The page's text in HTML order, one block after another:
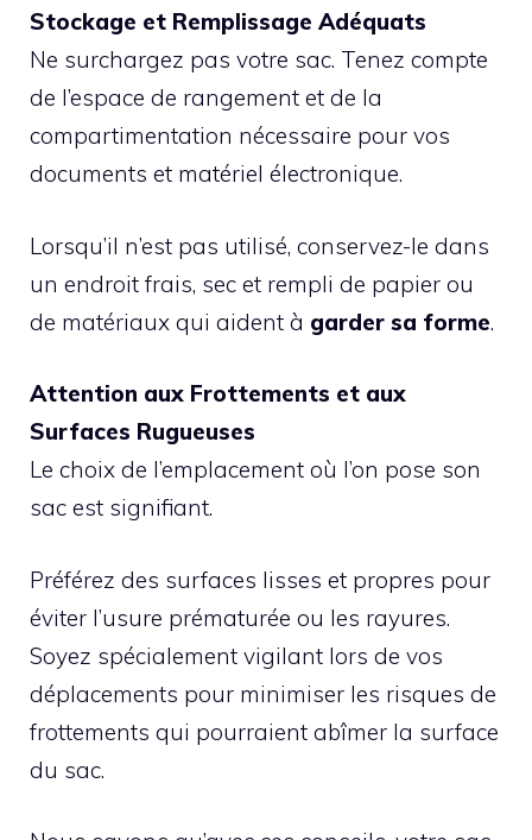
Stockage et Remplissage Adéquats
Ne surchargez pas votre sac. Tenez compte
de l’espace de rangement et de la
compartimentation nécessaire pour vos
documents et matériel électronique.
Lorsqu’il n’est pas utilisé, conservez-le dans
un endroit frais, sec et rempli de papier ou
de matériaux qui aident à garder sa forme.
Attention aux Frottements et aux
Surfaces Rugueuses
Le choix de l’emplacement où l’on pose son
sac est signifiant.
Préférez des surfaces lisses et propres pour
éviter l’usure prématurée ou les rayures.
Soyez spécialement vigilant lors de vos
déplacements pour minimiser les risques de
frottements qui pourraient abîmer la surface
du sac.